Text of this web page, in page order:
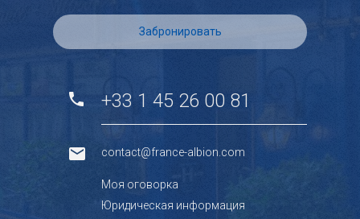
Забронировать
+33 1 45 26 00 81
contact@france-albion.com
Mоя оговорка
Юридическая информация